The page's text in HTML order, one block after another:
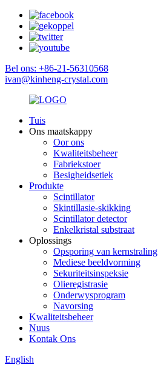
Bel ons: +86-21-56310568
ivan@kinheng-crystal.com
Tuis
Ons maatskappy
Oor ons
Kwaliteitsbeheer
Fabriekstoer
Besigheidsetiek
Produkte
Scintillator
Skintillasie-skikking
Scintillator detector
Enkelkristal substraat
Oplossings
Opsporing van kernstraling
Mediese beeldvorming
Sekuriteitsinspeksie
Olieregistrasie
Onderwysprogram
Navorsing
Kwaliteitsbeheer
Nuus
Kontak Ons
English